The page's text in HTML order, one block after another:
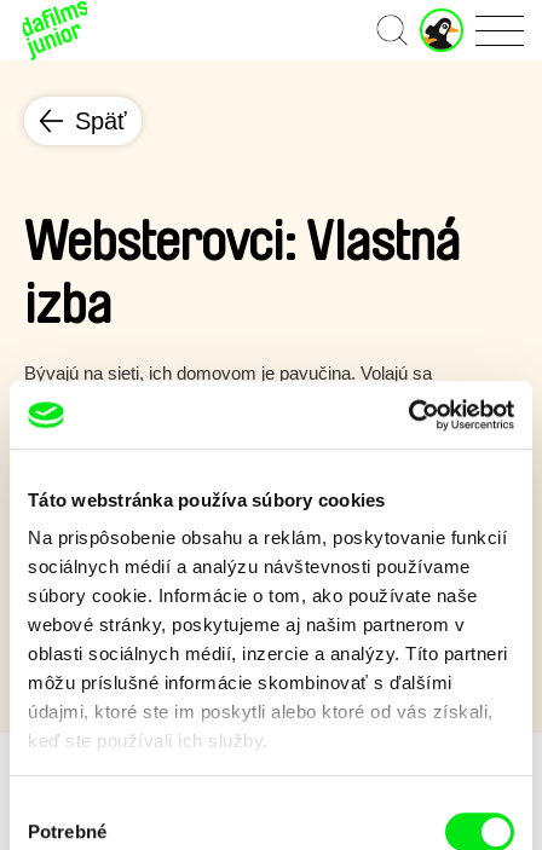
Táto webstránka používa súbory cookies
Na prispôsobenie obsahu a reklám, poskytovanie funkcií
sociálnych médií a analýzu návštevnosti používame
súbory cookie. Informácie o tom, ako používate naše
webové stránky, poskytujeme aj našim partnerom v
oblasti sociálnych médií, inzercie a analýzy. Títo partneri
môžu príslušné informácie skombinovať s ďalšími
údajmi, ktoré ste im poskytli alebo ktoré od vás získali,
keď ste používali ich služby.
súhlasu
Potrebné
Domov
J
u
e
t
Späť
Websterovci: Vlastná
izba
Bývajú na sieti, ich domovom je pavučina. Volajú sa
Websterovci a sú veľká rodina.
Zobraziť viac
Film bohužiaľ nie je k dispozícii :(
Je nám ľúto, ale tento film nie je vo Vašej krajine
k dispozícií.
psycho v .hlave